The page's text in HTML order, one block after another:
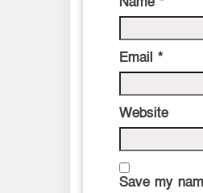
Email *
Website
Save my